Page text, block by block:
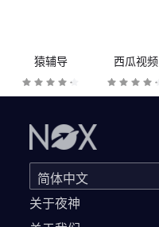
猿辅导 西瓜视频
关于夜神